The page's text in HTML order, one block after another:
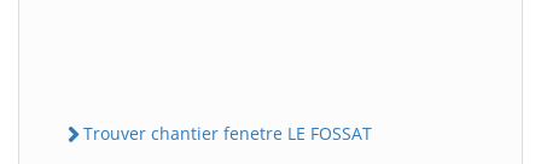
Trouver chantier fenetre LE FOSSAT